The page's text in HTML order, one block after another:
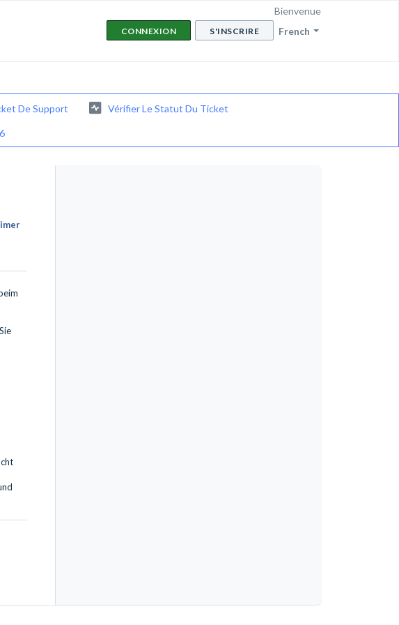
French
Bienvenue
CONNEXION S'INSCRIRE
De Support Vérifier Le Statut Du Ticket